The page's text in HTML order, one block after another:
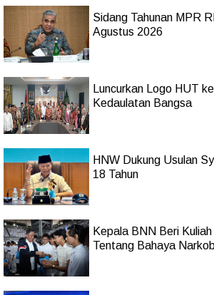
Sidang Tahunan MPR
Agustus 2026
Luncurkan Logo HUT
Kedaulatan Bangsa
HNW Dukung Usulan
18 Tahun
Kepala BNN Beri Kuliah
Tentang Bahaya